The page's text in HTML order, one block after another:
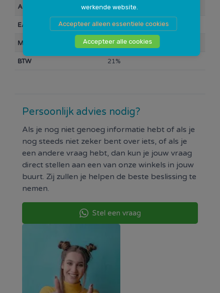
werkende website.
Accepteer alleen essentiele cookies
Accepteer alle cookies
Artikelnummer 109014
EAN Barcode 8714868034375
Merk Lynx
BTW 21%
Persoonlijk advies nodig?
Als je nog niet genoeg informatie hebt of als je
nog steeds niet zeker bent over iets, of als je
een andere vraag hebt, dan kun je jouw vraag
direct stellen aan een van onze winkels in jouw
buurt. Zij zullen je helpen de beste beslissing te
nemen.
Stel een vraag